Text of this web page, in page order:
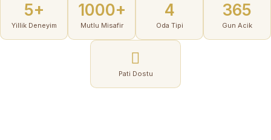
5+
Yillik Deneyim
1000+
Mutlu Misafir
4
Oda Tipi
365
Gun Acik
Pati Dostu